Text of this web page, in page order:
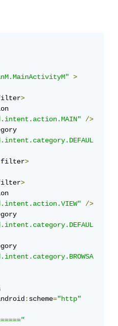
>
>
/>
filter>
>
/>
android
:scheme="http"